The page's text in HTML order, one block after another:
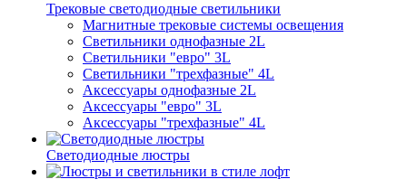
Трековые светодиодные светильники
Магнитные трековые системы освещения
Светильники однофазные 2L
Светильники "евро" 3L
Светильники "трехфазные" 4L
Аксессуары однофазные 2L
Аксессуары "евро" 3L
Аксессуары "трехфазные" 4L
Светодиодные люстры